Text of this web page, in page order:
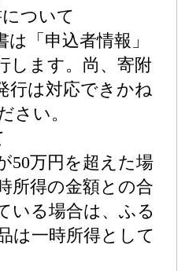
ついて
「申込者情報」
します。尚、寄附
行は対応できかね
さい。
50万円を超えた場
所得の金額との合
いる場合は、ふる
は一時所得として